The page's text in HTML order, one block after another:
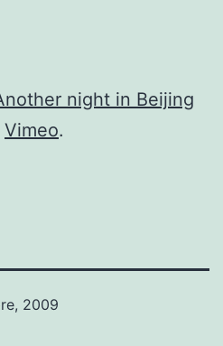
night in Beijing
Vimeo.
2009